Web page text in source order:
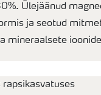
Ülejäänud
ja seotud
mineraalsete